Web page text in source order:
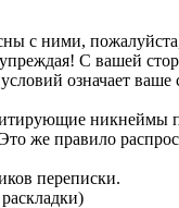
с ними,
С вашей
означает ваше
никнеймы
же правило
переписки.